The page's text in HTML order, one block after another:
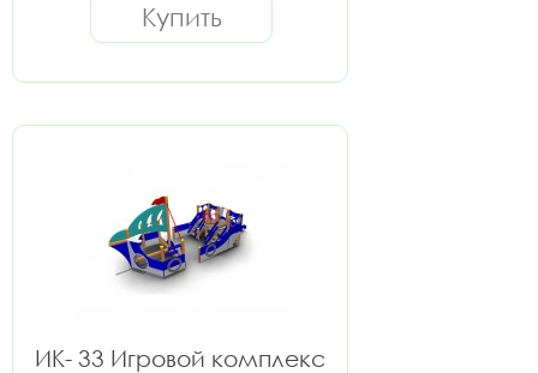
Купить
ИК- 33 Игровой комплекс